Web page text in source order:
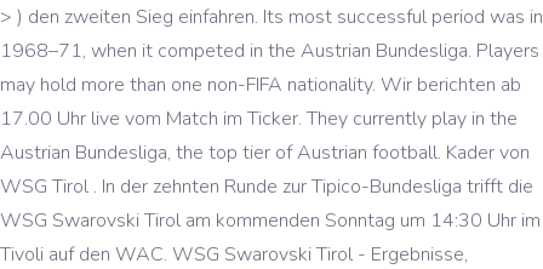
> ) den zweiten Sieg einfahren. Its most successful period was in
1968–71, when it competed in the Austrian Bundesliga. Players
may hold more than one non-FIFA nationality. Wir berichten ab
17.00 Uhr live vom Match im Ticker. They currently play in the
Austrian Bundesliga, the top tier of Austrian football. Kader von
WSG Tirol . In der zehnten Runde zur Tipico-Bundesliga trifft die
WSG Swarovski Tirol am kommenden Sonntag um 14:30 Uhr im
Tivoli auf den WAC. WSG Swarovski Tirol - Ergebnisse,